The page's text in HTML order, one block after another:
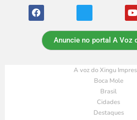
Anuncie no portal A Voz
A voz do Xingu
Boca Mole
Brasil
Cidades
Destaques